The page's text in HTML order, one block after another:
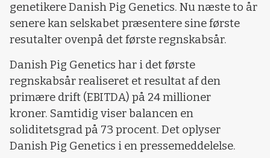
genetikere Danish Pig Genetics. Nu næste to år
senere kan selskabet præsentere sine første
resutalter ovenpå det første regnskabsår.
Danish Pig Genetics har i det første
regnskabsår realiseret et resultat af den
primære drift (EBITDA) på 24 millioner
kroner. Samtidig viser balancen en
soliditetsgrad på 73 procent. Det oplyser
Danish Pig Genetics i en pressemeddelelse.